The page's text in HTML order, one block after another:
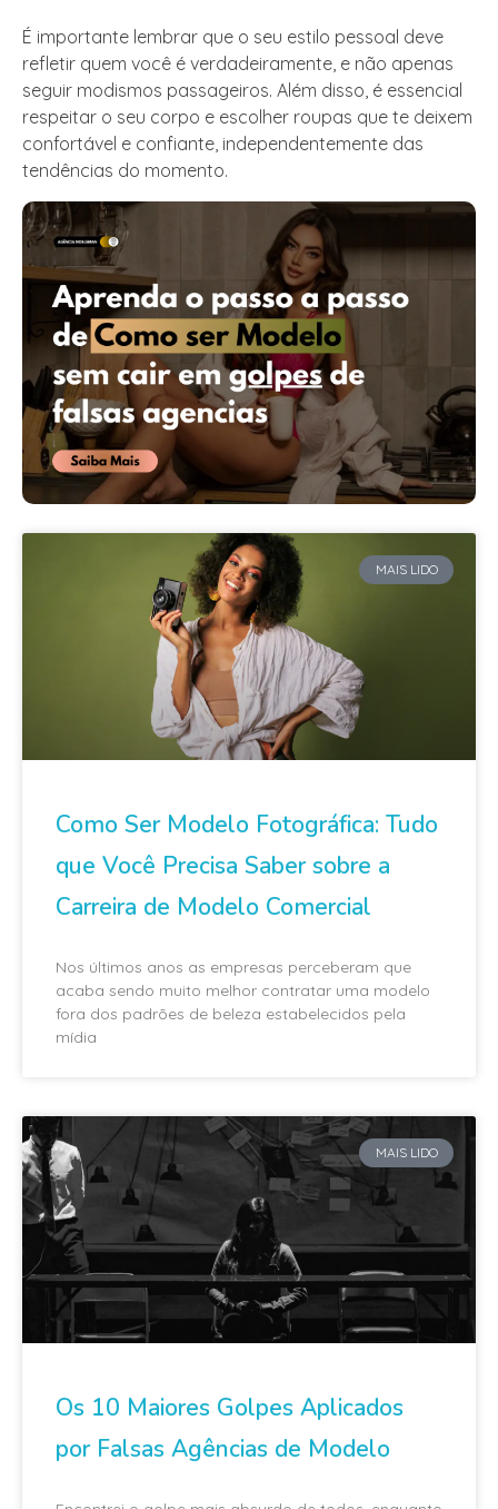
É importante lembrar que o seu estilo pessoal deve
refletir quem você é verdadeiramente, e não apenas
seguir modismos passageiros. Além disso, é essencial
respeitar o seu corpo e escolher roupas que te deixem
confortável e confiante, independentemente das
tendências do momento.
MAIS LIDO
Como Ser Modelo Fotográfica: Tudo
que Você Precisa Saber sobre a
Carreira de Modelo Comercial
Nos últimos anos as empresas perceberam que
acaba sendo muito melhor contratar uma modelo
fora dos padrões de beleza estabelecidos pela
mídia
MAIS LIDO
Os 10 Maiores Golpes Aplicados
por Falsas Agências de Modelo